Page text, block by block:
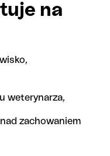
na
weterynarza,
zachowaniem